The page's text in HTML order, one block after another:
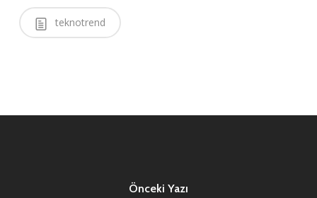
teknotrend
Önceki Yazı